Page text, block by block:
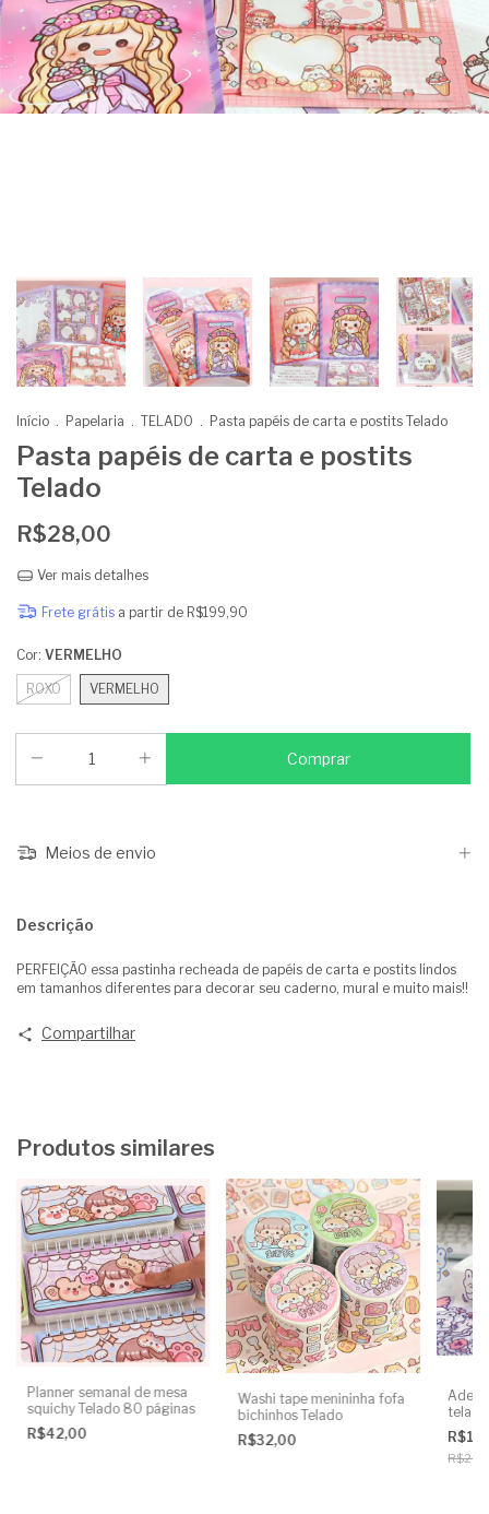
Início . Papelaria . TELADO . Pasta papéis de carta e postits Telado
Pasta papéis de carta e postits
Telado
R$28,00
Ver mais detalhes
Frete grátis a partir de R$199,90
Cor: VERMELHO
ROXO VERMELHO
Meios de envio
Descrição
PERFEIÇÃO essa pastinha recheada de papéis de carta e postits lindos
em tamanhos diferentes para decorar seu caderno, mural e muito mais!!
Compartilhar
Produtos similares
Planner semanal de mesa
squichy Telado 80 páginas
R$42,00
Washi tape menininha fofa
bichinhos Telado
R$32,00